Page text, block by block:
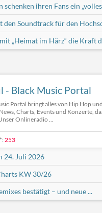
schenken ihren Fans ein
den Soundtrack für den
„Heimat im Härz“ die Kraft
- Black Music Portal
Portal bringt alles von Hip Hop
Charts, Events und Konzerte,
Onlineradio ...
253
24. Juli 2026
KW 30/26
bestätigt – und neue ...